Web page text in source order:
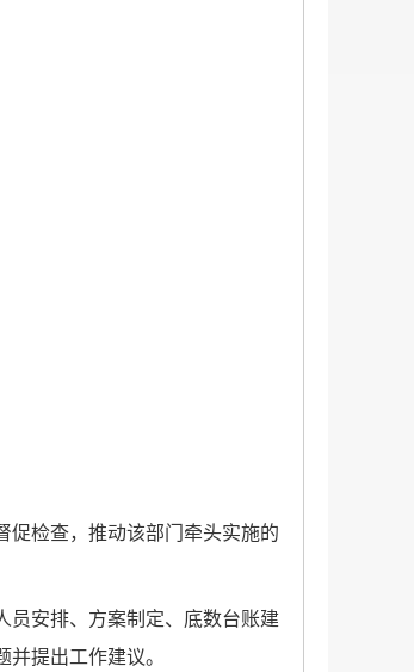
促检查，推动该部门牵头实施的
员安排、方案制定、底数台账建
提出工作建议。